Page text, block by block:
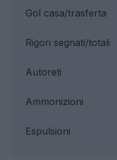
Gol casa/trasferta
Ammonizioni
Rigori segnati/totali
Espulsioni
Autoreti